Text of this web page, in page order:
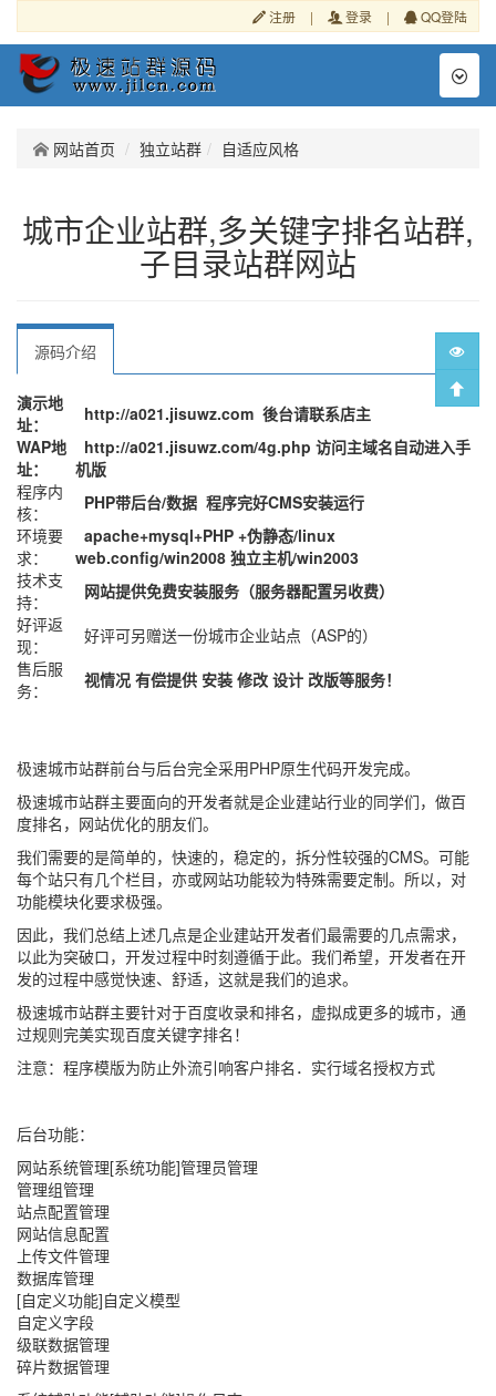
注册 | 登录 | QQ登陆
网站首页 独立站群 自适应风格
城市企业站群,多关键字排名站群,
子目录站群网站
源码介绍
演示地
址：
http://a021.jisuwz.com 後台请联系店主
WAP地
址：
http://a021.jisuwz.com/4g.php 访问主域名自动进入手
机版
程序内
核：
PHP带后台/数据 程序完好CMS安装运行
环境要
求：
apache+mysql+PHP +伪静态/linux
web.config/win2008 独立主机/win2003
技术支
持：
网站提供免费安装服务（服务器配置另收费）
好评返
现：
好评可另赠送一份城市企业站点（ASP的）
售后服
务：
视情况 有偿提供 安装 修改 设计 改版等服务！
极速城市站群前台与后台完全采用PHP原生代码开发完成。
极速城市站群主要面向的开发者就是企业建站行业的同学们，做百
度排名，网站优化的朋友们。
我们需要的是简单的，快速的，稳定的，拆分性较强的CMS。可能
每个站只有几个栏目，亦或网站功能较为特殊需要定制。所以，对
功能模块化要求极强。
因此，我们总结上述几点是企业建站开发者们最需要的几点需求，
以此为突破口，开发过程中时刻遵循于此。我们希望，开发者在开
发的过程中感觉快速、舒适，这就是我们的追求。
极速城市站群主要针对于百度收录和排名，虚拟成更多的城市，通
过规则完美实现百度关键字排名！
注意：程序模版为防止外流引响客户排名．实行域名授权方式
后台功能：
网站系统管理[系统功能]管理员管理
管理组管理
站点配置管理
网站信息配置
上传文件管理
数据库管理
[自定义功能]自定义模型
自定义字段
级联数据管理
碎片数据管理